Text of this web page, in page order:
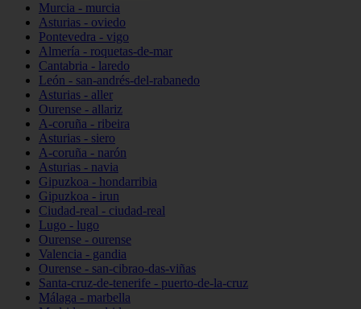
Murcia - murcia
Asturias - oviedo
Pontevedra - vigo
Almería - roquetas-de-mar
Cantabria - laredo
León - san-andrés-del-rabanedo
Asturias - aller
Ourense - allariz
A-coruña - ribeira
Asturias - siero
A-coruña - narón
Asturias - navia
Gipuzkoa - hondarribia
Gipuzkoa - irun
Ciudad-real - ciudad-real
Lugo - lugo
Ourense - ourense
Valencia - gandia
Ourense - san-cibrao-das-viñas
Santa-cruz-de-tenerife - puerto-de-la-cruz
Málaga - marbella